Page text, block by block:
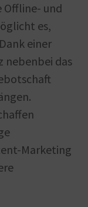
Offline- und
es,
einer
nebenbei das
Marketing